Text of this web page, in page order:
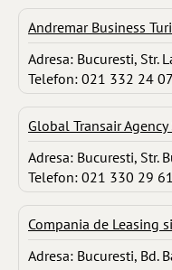
Andremar Business
Adresa: Bucuresti, Str.
Telefon: 021 332 24
Global Transair Agency
Adresa: Bucuresti, Str.
Telefon: 021 330 29
Compania de Leasing
Adresa: Bucuresti, Bd.